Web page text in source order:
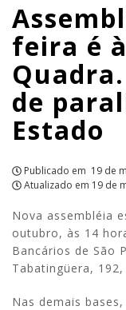
Quadra.
Confira
quadro
de
no
Estado
|
APCEF/
feira é
de
Estado
Publicado em 19 de
Atualizado em 19 de
Nova assembléia
outubro, às 14
Bancários de São
Tabatingüera,
Nas demais